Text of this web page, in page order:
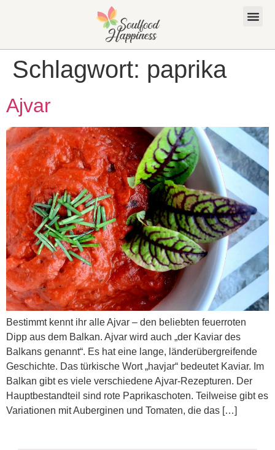
Schlagwort: paprika
Ajvar
Bestimmt kennt ihr alle Ajvar – den beliebten feuerroten
Dipp aus dem Balkan. Ajvar wird auch „der Kaviar des
Balkans genannt“. Es hat eine lange, länderübergreifende
Geschichte. Das türkische Wort „havjar“ bedeutet Kaviar. Im
Balkan gibt es viele verschiedene Ajvar-Rezepturen. Der
Hauptbestandteil sind rote Paprikaschoten. Teilweise gibt es
Variationen mit Auberginen und Tomaten, die das […]